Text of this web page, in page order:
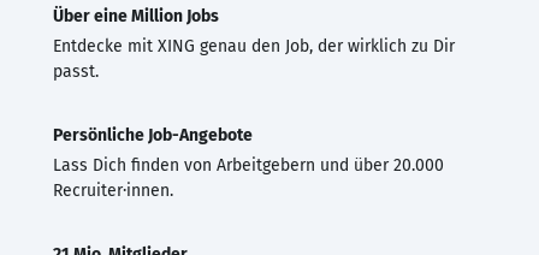
Über eine Million Jobs
Entdecke mit XING genau den Job, der wirklich zu Dir
passt.
Persönliche Job-Angebote
Lass Dich finden von Arbeitgebern und über 20.000
Recruiter·innen.